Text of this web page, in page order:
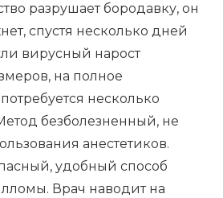
разрушает бородавку, он
спустя несколько дней
вирусный нарост
на полное
несколько
безболезненный, не
анестетиков.
удобный способ
Врач наводит на